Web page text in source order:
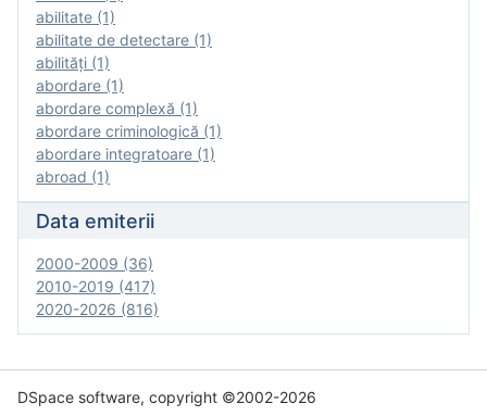
abilitate (1)
abilitate de detectare (1)
abilităţi (1)
abordare (1)
abordare complexă (1)
abordare criminologică (1)
abordare integratoare (1)
abroad (1)
Data emiterii
2000-2009 (36)
2010-2019 (417)
2020-2026 (816)
DSpace software, copyright ©2002-2026